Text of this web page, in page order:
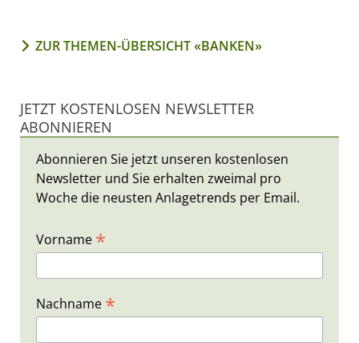
ZUR THEMEN-ÜBERSICHT «BANKEN»
JETZT KOSTENLOSEN NEWSLETTER
ABONNIEREN
Abonnieren Sie jetzt unseren kostenlosen
Newsletter und Sie erhalten zweimal pro
Woche die neusten Anlagetrends per Email.
Vorname *
Nachname *